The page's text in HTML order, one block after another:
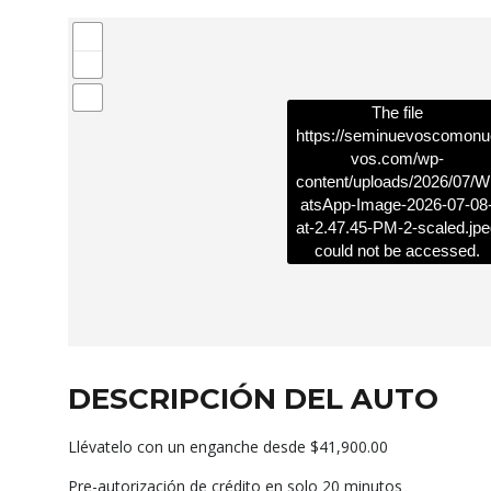
The file
https://
vos.com/wp-
content/uploads/2026/07/
atsApp-Image-2026-07-
at-2.47.45-PM-2-
could not be accessed.
DESCRIPCIÓN DEL AUTO
Llévatelo con un enganche desde $41,900.00
Pre-autorización de crédito en solo 20 minutos